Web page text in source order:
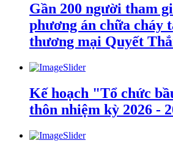
Gần 200 người tham
phương án chữa cháy
thương mại Quyết
Kế hoạch "Tổ chức
thôn nhiệm kỳ 2026 -